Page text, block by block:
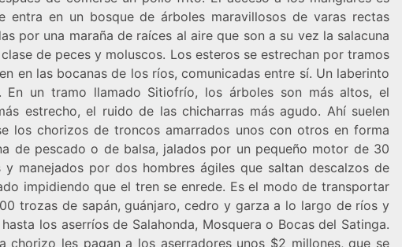
entra en un bosque de árboles maravillosos de varas rectas
por una maraña de raíces al aire que son a su vez la salacuna
de peces y moluscos. Los esteros se estrechan por tramos
en las bocanas de los ríos, comunicadas entre sí. Un laberinto
En un tramo llamado Sitiofrío, los árboles son más altos, el
estrecho, el ruido de las chicharras más agudo. Ahí suelen
los chorizos de troncos amarrados unos con otros en forma
de pescado o de balsa, jalados por un pequeño motor de 30
y manejados por dos hombres ágiles que saltan descalzos de
impidiendo que el tren se enrede. Es el modo de transportar
trozas de sapán, guánjaro, cedro y garza a lo largo de ríos y
los aserríos de Salahonda, Mosquera o Bocas del Satinga.
chorizo les pagan a los aserradores unos $2 millones, que se